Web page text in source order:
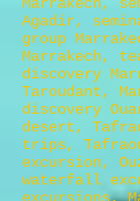
Agadir,
group
Marrakech,
discovery
Taroudant,
discovery
desert,
trips,
excursion,
waterfall